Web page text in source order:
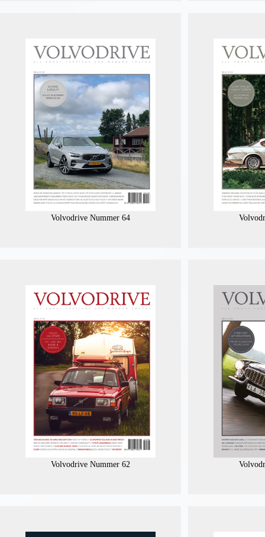
Volvodrive Nummer 64
Volvodrive Nummer 62